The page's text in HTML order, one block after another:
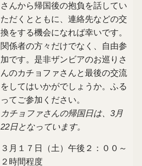
さんから帰国後の抱負を話してい
ただくとともに、連絡先などの交
換をする機会になれば幸いです。
関係者の方々だけでなく、自由参
加です。是非ザンビアのお巡りさ
んのカチョファさんと最後の交流
をしてはいかがでしょうか。ふる
ってご参加ください。
カチョファさんの帰国日は、3月
22日となっています。
３月１７日（土）午後２：００～
２時間程度